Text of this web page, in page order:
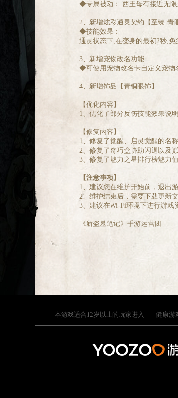
◆专属被动： 西王母有接近无限
2、新增炫彩通灵契约【至臻·青
◆技能效果：
通灵状态下,在变身的最初2秒,免
3、新增宠物改名功能
◆可使用宠物改名卡自定义宠物
4、新增饰品【青铜眼饰】
【优化内容】
1、优化了部分反伤技能效果说
【修复内容】
1、修复了觉醒、启灵觉醒的名
2、修复了奇巧盒协助闪退以及
3、修复了魅力之星排行榜魅力
【注意事项】
1、建议您在维护开始前，退出
2、维护结束后，需要下载更新
3、建议在Wi-Fi环境下进行游戏
《新盗墓笔记》手游运营团
本游戏适合12岁以上的玩家进入 健康游